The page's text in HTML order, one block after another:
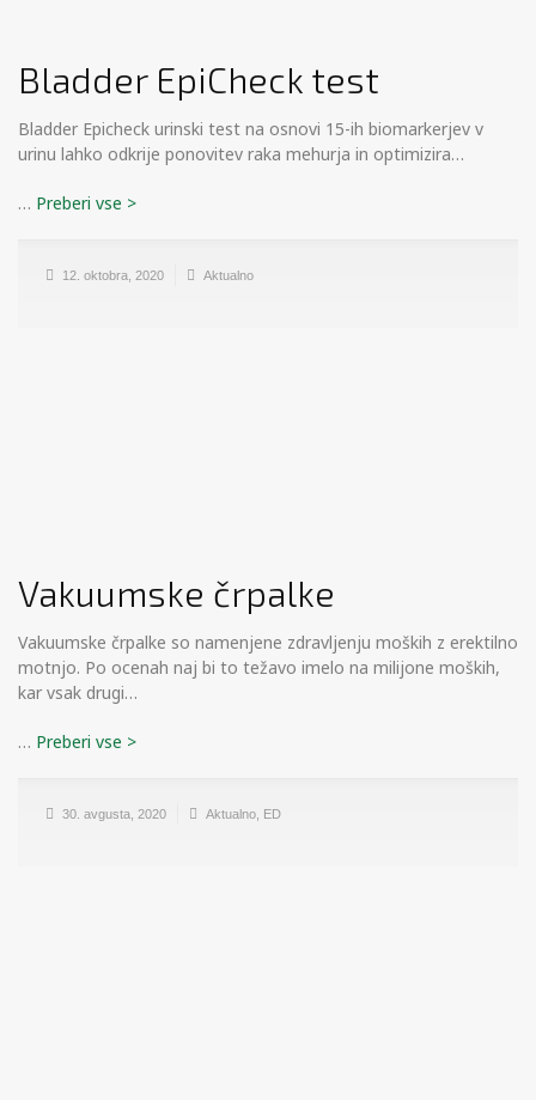
Bladder EpiCheck test
Bladder Epicheck urinski test na osnovi 15-ih biomarkerjev v
urinu lahko odkrije ponovitev raka mehurja in optimizira…
…
12. oktobra, 2020 Aktualno
Vakuumske črpalke
Vakuumske črpalke so namenjene zdravljenju moških z erektilno
motnjo. Po ocenah naj bi to težavo imelo na milijone moških,
kar vsak drugi…
…
30. avgusta, 2020 Aktualno ED